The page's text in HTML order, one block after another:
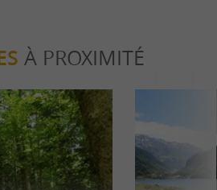
À PROXIMITÉ